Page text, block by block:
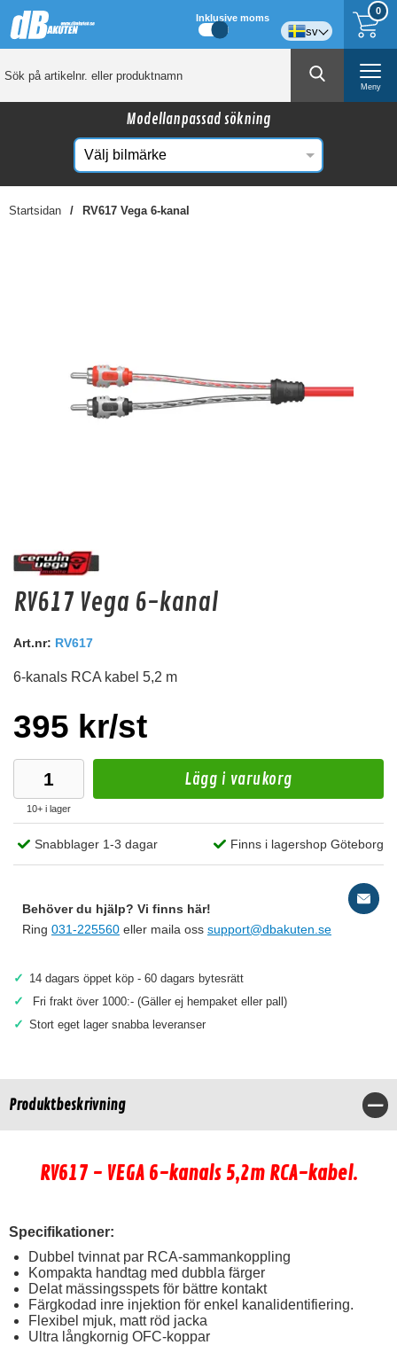
0
Inklusive moms
sv
Meny
Modellanpassad sökning
Startsidan RV617 Vega 6-kanal
Hollywood HRT 0 Ringkabelsko upp till 53mm2
Ring kabelsko upp till 53mm2
Snabblager 1-3 dagar
RV617 Vega 6-kanal
Art.nr: RV617
6-kanals RCA kabel 5,2 m
395 kr/st
10+ i lager
Lägg i varukorg
Snabblager 1-3 dagar Finns i lagershop Göteborg
Behöver du hjälp? Vi finns här!
Ring 031-225560 eller maila oss support@dbakuten.se
✓ 14 dagars öppet köp - 60 dagars bytesrätt
✓ Fri frakt över 1000:- (Gäller ej hempaket eller pall)
✓ Stort eget lager snabba leveranser
Produktbeskrivning
RV617 - VEGA 6-kanals 5,2m RCA-kabel.
Specifikationer:
Dubbel tvinnat par RCA-sammankoppling
Kompakta handtag med dubbla färger
Delat mässingsspets för bättre kontakt
Färgkodad inre injektion för enkel kanalidentifiering.
Flexibel mjuk, matt röd jacka
Ultra långkornig OFC-koppar